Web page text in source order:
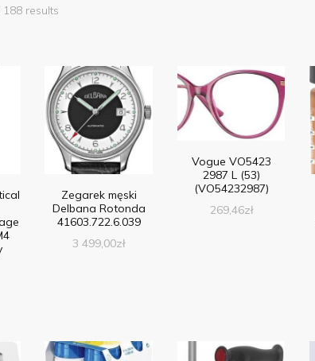
results
Zegarek męski
Delbana Rotonda
41603.722.6.039
3 499,00zł
Vogue VO5423
2987 L (53)
(VO54232987)
269,46zł